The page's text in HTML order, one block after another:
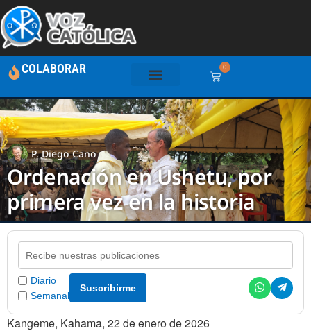
COLABORAR 0
P. Diego Cano
Ordenación en Ushetu, por
primera vez en la historia
Diario
Semanal
Suscribirme
Kangeme, Kahama, 22 de enero de 2026